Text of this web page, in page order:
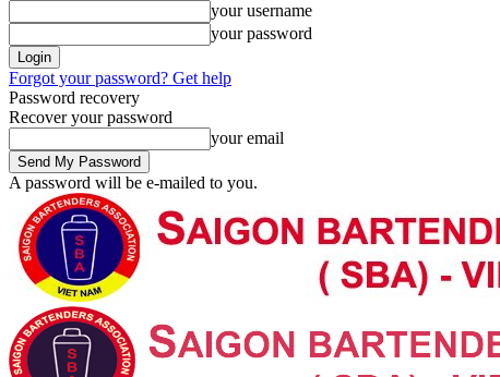
your username
your password
Forgot your password? Get help
Password recovery
Recover your password
your email
A password will be e-mailed to you.